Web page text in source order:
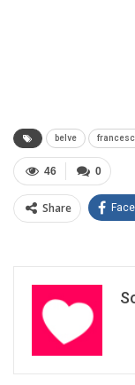
belve
0
46
Share